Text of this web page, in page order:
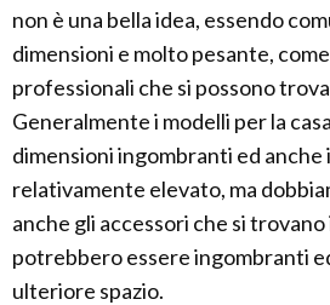
non è una bella idea, essendo
dimensioni e molto pesante,
professionali che si possono
Generalmente i modelli per la
dimensioni ingombranti ed anche
relativamente elevato, ma
anche gli accessori che si
potrebbero essere ingombranti
ulteriore spazio.